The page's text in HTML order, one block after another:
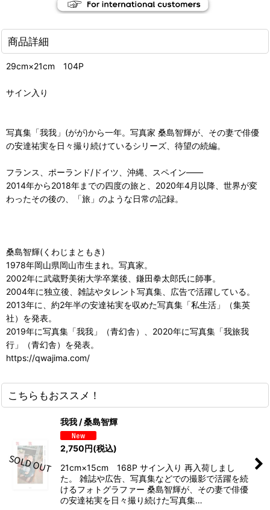
商品詳細
29cm×21cm 104P
サイン入り
写真集「我我」(がが)から一年。写真家 桑島智輝が、その妻で俳優
の安達祐実を日々撮り続けているシリーズ、待望の続編。
フランス、ポーランド/ドイツ、沖縄、スペイン――
2014年から2018年までの四度の旅と、2020年4月以降、世界が変
わったその後の、「旅」のような日常の記録。
桑島智輝(くわじまともき)
1978年岡山県岡山市生まれ。写真家。
2002年に武蔵野美術大学卒業後、鎌田拳太郎氏に師事。
2004年に独立後、雑誌やタレント写真集、広告で活躍している。
2013年に、約2年半の安達祐実を収めた写真集「私生活」（集英
社）を発表。
2019年に写真集「我我」（青幻舎）、2020年に写真集「我旅我
行」（青幻舎）を発表。
https://qwajima.com/
こちらもおススメ！
我我 / 桑島智輝
2,750円(税込)
21cm×15cm 168P サイン入り 再入荷しまし
た。 雑誌や広告、写真集などでの撮影で活躍を続
けるフォトグラファー 桑島智輝が、その妻で俳優
の安達祐実を日々撮り続けた写真集…